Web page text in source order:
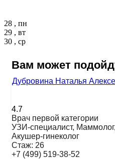
28 , пн
29 , вт
30 , ср
Вам может
Дубровина Наталья
4.7
Врач первой категории
УЗИ-специалист,
Акушер-гинеколог
Стаж: 26
+7 (499) 519-38-52